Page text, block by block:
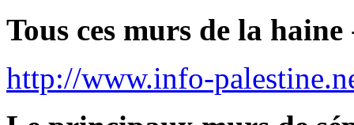
Tous ces murs de la haine
http://www.info-